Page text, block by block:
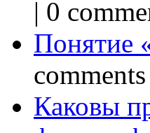
| 0
Понятие
comments
Каковы